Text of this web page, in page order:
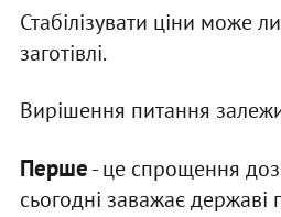
Стабілізувати ціни може
заготівлі.
Вирішення питання
Перше- це спрощення
сьогодні заважає державі